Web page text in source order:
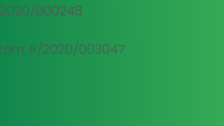
000248
B/2020/003047